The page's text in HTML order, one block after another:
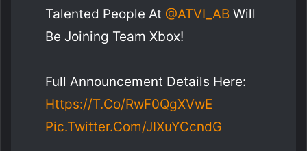
Talented People At @ATVI_AB Will
Be Joining Team Xbox!
Full Announcement Details Here:
Https://t.co/RwF0QgXVwE
Pic.twitter.com/jIXuYCcndG